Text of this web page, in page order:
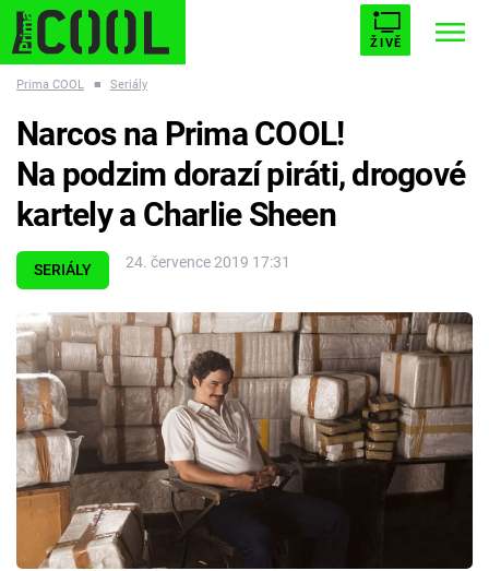
ŽIVĚ
ESCAPE PLNEJ KOTEL AVENGERS 5
Témata
Filmy
Seriály
Hry
Cool Esport
Pořady
Prima COOL ■ Seriály
SERIÁLY 24. července 2019 17:31
Narcos na Prima COOL!
Na podzim dorazí piráti, drogové
kartely a Charlie Sheen